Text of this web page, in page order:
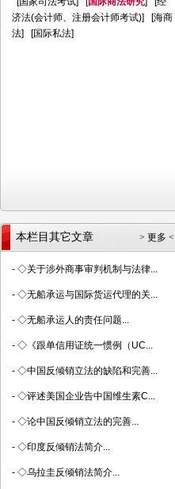
济法(会计师、注册会计师考试)] [海商
法] [国际私法]
> 更多 <
本栏目其它文章
- ◇关于涉外商事审判机制与法律...
- ◇无船承运与国际货运代理的关...
- ◇无船承运人的责任问题...
- ◇《跟单信用证统一惯例（UC...
- ◇中国反倾销立法的缺陷和完善...
- ◇评述美国企业告中国维生素C...
- ◇论中国反倾销立法的完善...
- ◇印度反倾销法简介...
- ◇乌拉圭反倾销法简介...